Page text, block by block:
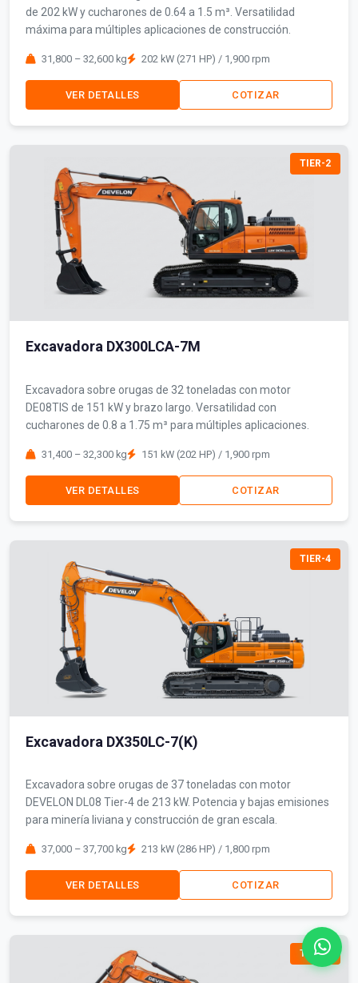
de 202 kW y cucharones de 0.64 a 1.5 m³. Versatilidad
máxima para múltiples aplicaciones de construcción.
31,800 – 32,600 kg 202 kW (271 HP) / 1,900 rpm
VER DETALLES COTIZAR
TIER-2
Excavadora DX300LCA-7M
Excavadora sobre orugas de 32 toneladas con motor
DE08TIS de 151 kW y brazo largo. Versatilidad con
cucharones de 0.8 a 1.75 m³ para múltiples aplicaciones.
31,400 – 32,300 kg 151 kW (202 HP) / 1,900 rpm
VER DETALLES COTIZAR
TIER-4
Excavadora DX350LC-7(K)
Excavadora sobre orugas de 37 toneladas con motor
DEVELON DL08 Tier-4 de 213 kW. Potencia y bajas emisiones
para minería liviana y construcción de gran escala.
37,000 – 37,700 kg 213 kW (286 HP) / 1,800 rpm
VER DETALLES COTIZAR
TIER-3